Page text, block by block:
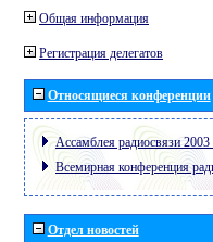
Общая информация
Регистрация делегатов
Относящиеся конференции
Ассамблея радиосвязи
Всемирная конференция
Отдел новостей